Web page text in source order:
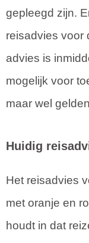
gepleegd zijn.
reisadvies voor
advies is
mogelijk voor
maar wel
Huidig
Het reisadvies
met oranje en
houdt in dat